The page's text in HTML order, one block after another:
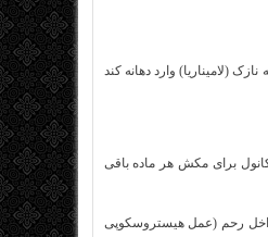
(لامیناریا) وارد دهانه کند
برای مکش هر ماده باقی
رحم (عمل هیستروسکوپی